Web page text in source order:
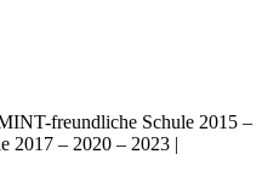
freundliche Schule 2015 –
2017 – 2020 – 2023 |